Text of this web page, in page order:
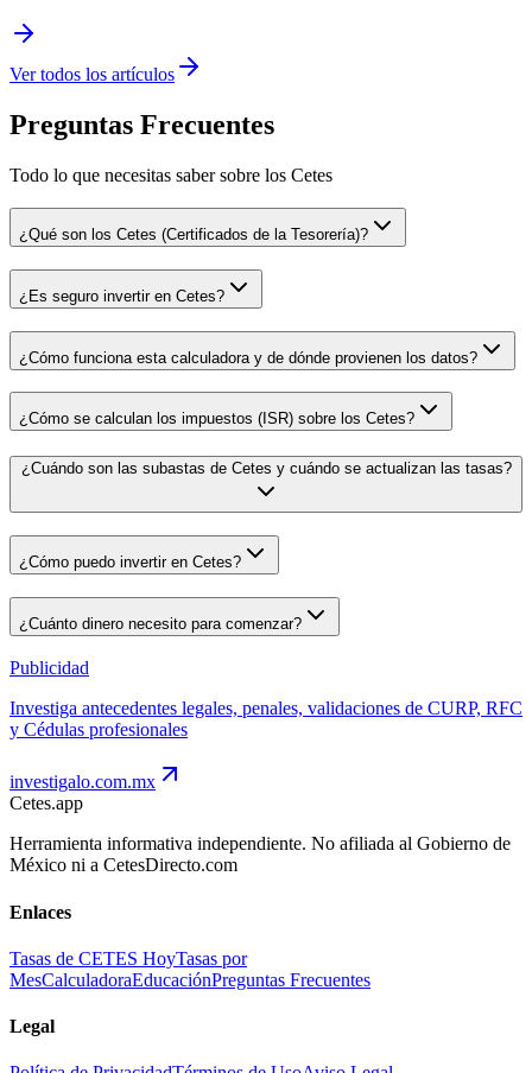
Ver todos los artículos
Preguntas Frecuentes
Todo lo que necesitas saber sobre los Cetes
¿Qué son los Cetes (Certificados de la Tesorería)?
¿Es seguro invertir en Cetes?
¿Cómo funciona esta calculadora y de dónde provienen los datos?
¿Cómo se calculan los impuestos (ISR) sobre los Cetes?
¿Cuándo son las subastas de Cetes y cuándo se actualizan las tasas?
¿Cómo puedo invertir en Cetes?
¿Cuánto dinero necesito para comenzar?
Publicidad
Investiga antecedentes legales, penales, validaciones de CURP, RFC
y Cédulas profesionales
investigalo.com.mx
Cetes.app
Herramienta informativa independiente. No afiliada al Gobierno de
México ni a CetesDirecto.com
Enlaces
Tasas de CETES HoyTasas por
MesCalculadoraEducaciónPreguntas Frecuentes
Legal